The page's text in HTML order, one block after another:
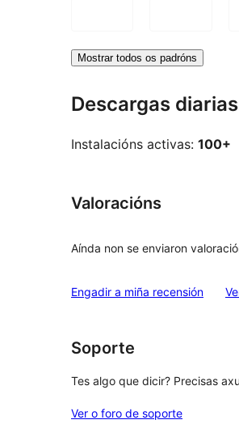
Mostrar todos os padróns
Descargas diarias
Instalacións activas: 100+
Valoracións
Aínda non se enviaron
Engadir a miña recensión
Soporte
Tes algo que dicir? Precisas
Ver o foro de soporte